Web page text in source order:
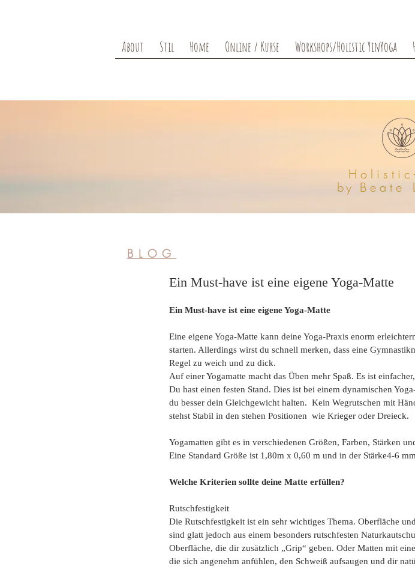
About Stil Home Online / Kurse Workshops/Holistic YinYoga
by Beate
BLOG
Ein Must-have ist eine eigene Yoga-Matte
Ein Must-have ist eine eigene Yoga-Matte
Eine eigene Yoga-Matte kann deine Yoga-Praxis enorm
starten. Allerdings wirst du schnell merken, dass eine
Regel zu weich und zu dick.
Auf einer Yogamatte macht das Üben mehr Spaß. Es ist
Du hast einen festen Stand. Dies ist bei einem dynamischen
du besser dein Gleichgewicht halten.  Kein Wegrutschen mit
stehst Stabil in den stehen Positionen  wie Krieger oder Dreieck.
Yogamatten gibt es in verschiedenen Größen, Farben, Stärken
Eine Standard Größe ist 1,80m x 0,60 m und in der Stärke4-6
Welche Kriterien sollte deine Matte erfüllen?
Rutschfestigkeit
Die Rutschfestigkeit ist ein sehr wichtiges Thema. Oberfläche
sind glatt jedoch aus einem besonders rutschfesten
Oberfläche, die dir zusätzlich „Grip“ geben. Oder Matten mit
die sich angenehm anfühlen, den Schweiß aufsaugen und dir